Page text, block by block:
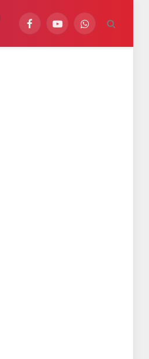
FacebookYouTubeWhatsApp